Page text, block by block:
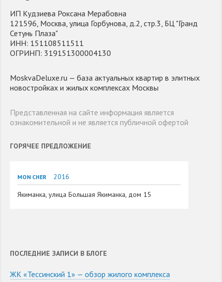
ИП Кудзиева Роксана Мерабовна
121596, Москва, улица Горбунова, д.2, стр.3, БЦ "Гранд
Сетунь Плаза"
ИНН: 151108511511
ОГРИНП: 319151300004130
MoskvaDeluxe.ru — база актуальных квартир в элитных
новостройках и жилых комплексах Москвы
Представленная на сайте информация является
ознакомительной и не является публичной офертой
ГОРЯЧЕЕ ПРЕДЛОЖЕНИЕ
MON CHER
2016
Якиманка, улица Большая Якиманка, дом 15
ПОСЛЕДНИЕ ЗАПИСИ В БЛОГЕ
ЖК «Тессинский 1» — обзор жилого комплекса